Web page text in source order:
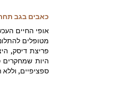
כאבים בגב
אופי החיים
מטופלים
פריצת דיסק,
ספציפיים,